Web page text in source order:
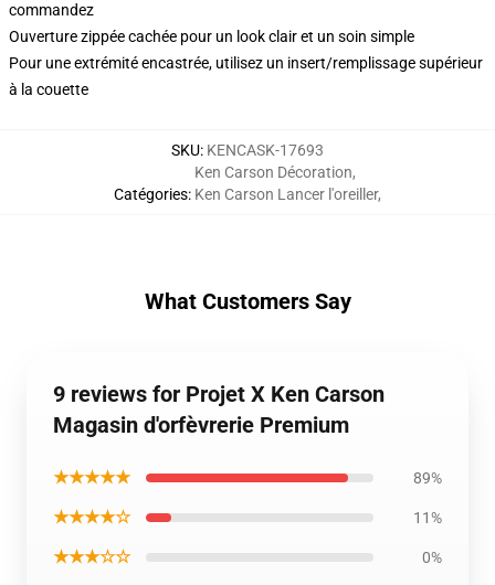
commandez
Ouverture zippée cachée pour un look clair et un soin simple
Pour une extrémité encastrée, utilisez un insert/remplissage supérieur
à la couette
SKU: KENCASK-17693
Catégories:
Ken Carson Décoration,
Ken Carson Lancer l'oreiller,
What Customers Say
9 reviews for Projet X Ken Carson
Magasin d'orfèvrerie Premium
★★★★★ 89%
★★★★☆ 11%
★★★☆☆ 0%